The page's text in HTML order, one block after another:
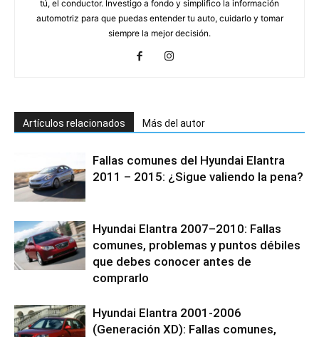
tú, el conductor. Investigo a fondo y simplifico la información
automotriz para que puedas entender tu auto, cuidarlo y tomar
siempre la mejor decisión.
Artículos relacionados Más del autor
Fallas comunes del Hyundai Elantra
2011 – 2015: ¿Sigue valiendo la pena?
Hyundai Elantra 2007–2010: Fallas
comunes, problemas y puntos débiles
que debes conocer antes de
comprarlo
Hyundai Elantra 2001-2006
(Generación XD): Fallas comunes,